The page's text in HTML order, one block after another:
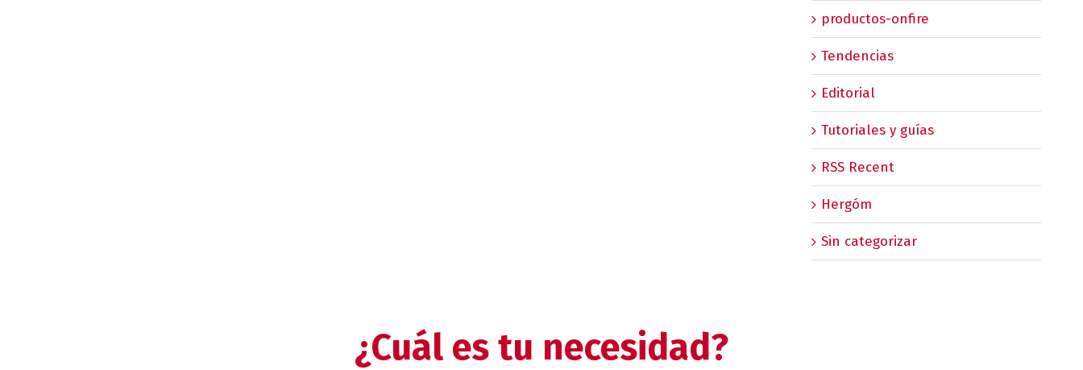
productos-onfire
Tendencias
Editorial
Tutoriales y guías
RSS Recent
Hergóm
Sin categorizar
¿Cuál es tu necesidad?